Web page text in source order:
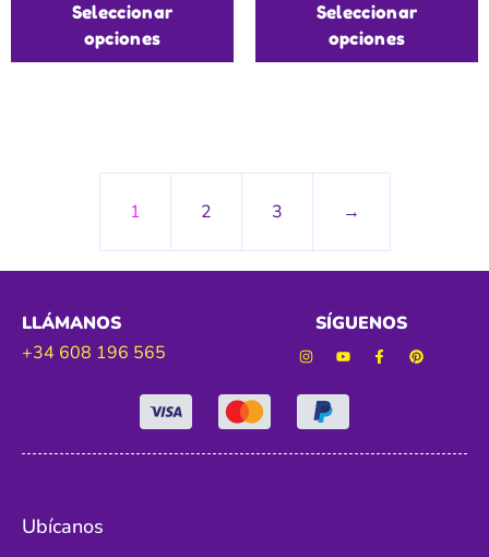
Seleccionar
opciones
Seleccionar
opciones
1 2 3 →
LLÁMANOS
+34 608 196 565
SÍGUENOS
Ubícanos